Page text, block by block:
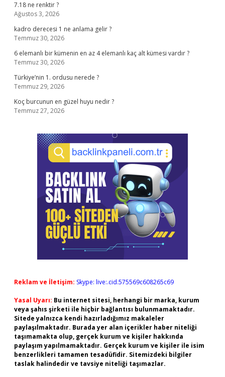
7.18 ne renktir ?
Ağustos 3, 2026
kadro derecesi 1 ne anlama gelir ?
Temmuz 30, 2026
6 elemanlı bir kümenin en az 4 elemanlı kaç alt kümesi vardır ?
Temmuz 30, 2026
Türkiye’nin 1. ordusu nerede ?
Temmuz 29, 2026
Koç burcunun en güzel huyu nedir ?
Temmuz 27, 2026
Reklam ve İletişim: Skype: live:.cid.575569c608265c69
Yasal Uyarı: Bu internet sitesi, herhangi bir marka, kurum
veya şahıs şirketi ile hiçbir bağlantısı bulunmamaktadır.
Sitede yalnızca kendi hazırladığımız makaleler
paylaşılmaktadır. Burada yer alan içerikler haber niteliği
taşımamakta olup, gerçek kurum ve kişiler hakkında
paylaşım yapılmamaktadır. Gerçek kurum ve kişiler ile isim
benzerlikleri tamamen tesadüfidir. Sitemizdeki bilgiler
taslak halindedir ve tavsiye niteliği taşımazlar.